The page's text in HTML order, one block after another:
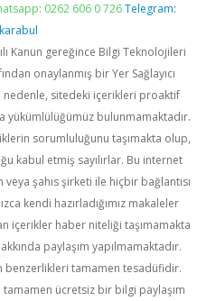
0262 606 0 726 Telegram:
Kanun gereğince Bilgi Teknolojileri
onaylanmış bir Yer Sağlayıcı
sitedeki içerikleri proaktif
yükümlülüğümüz bulunmamaktadır.
sorumluluğunu taşımakta olup,
kabul etmiş sayılırlar. Bu internet
şahıs şirketi ile hiçbir bağlantısı
kendi hazırladığımız makaleler
içerikler haber niteliği taşımamakta
paylaşım yapılmamaktadır.
benzerlikleri tamamen tesadüfidir.
tamamen ücretsiz bir bilgi paylaşım